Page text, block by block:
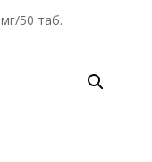
50 таб.